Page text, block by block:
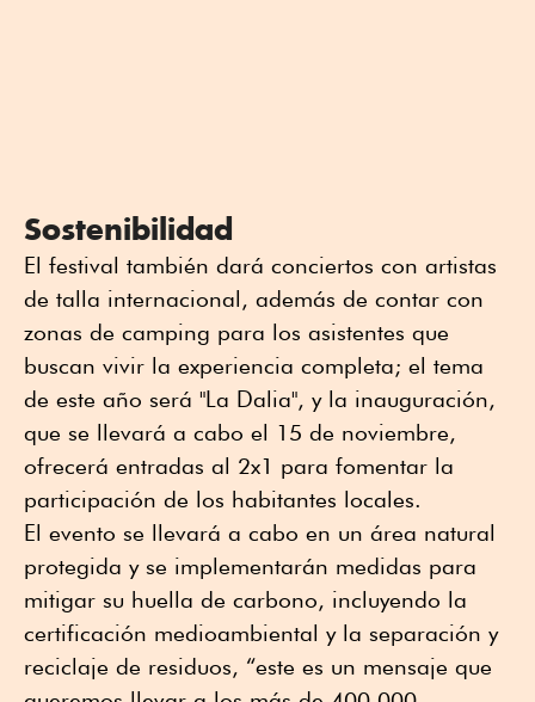
Sostenibilidad
El festival también dará conciertos con artistas
de talla internacional, además de contar con
zonas de camping para los asistentes que
buscan vivir la experiencia completa; el tema
de este año será "La Dalia", y la inauguración,
que se llevará a cabo el 15 de noviembre,
ofrecerá entradas al 2x1 para fomentar la
participación de los habitantes locales.
El evento se llevará a cabo en un área natural
protegida y se implementarán medidas para
mitigar su huella de carbono, incluyendo la
certificación medioambiental y la separación y
reciclaje de residuos, “este es un mensaje que